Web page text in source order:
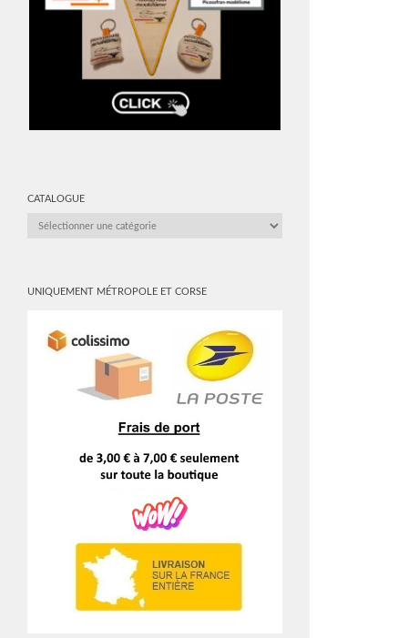
CATALOGUE
CATALOGUE
UNIQUEMENT MÉTROPOLE ET CORSE